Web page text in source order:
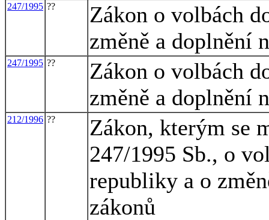
247/1995 ??
Zákon o volbách
změně a doplnění
247/1995 ??
Zákon o volbách
změně a doplnění
212/1996 ??
Zákon, kterým se
247/1995 Sb., o
republiky a o
zákonů